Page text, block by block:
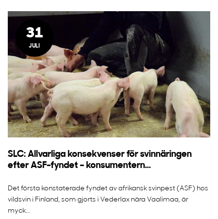
31
JULI
SLC: Allvarliga konsekvenser för svinnäringen
efter ASF-fyndet – konsumentern...
Det första konstaterade fyndet av afrikansk svinpest (ASF) hos
vildsvin i Finland, som gjorts i Vederlax nära Vaalimaa, är
myck...